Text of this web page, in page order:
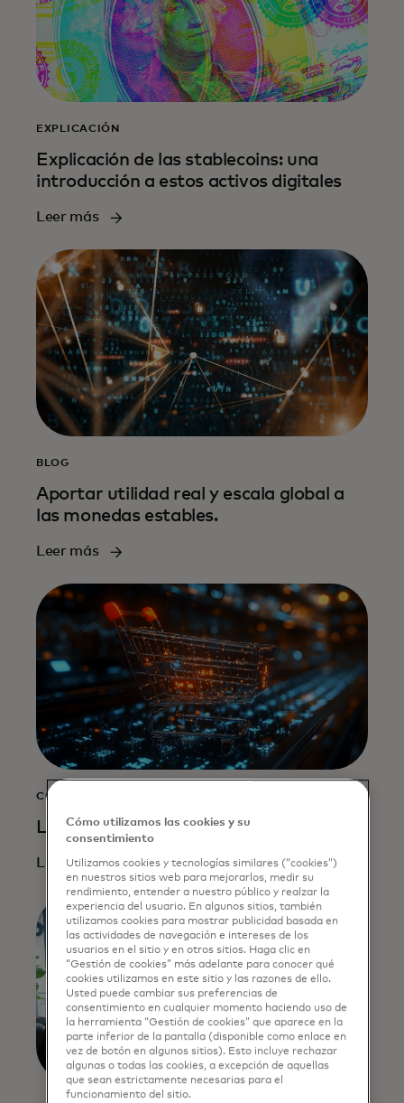
EXPLICACIÓN
Explicación de las stablecoins: una
introducción a estos activos digitales
Leer más
BLOG
Aportar utilidad real y escala global a
las monedas estables.
Leer más
COMUNICADO DE PRENSA
Leer más
Leer más
Cómo utilizamos las cookies y su
consentimiento
Utilizamos cookies y tecnologías similares (“cookies”)
en nuestros sitios web para mejorarlos, medir su
rendimiento, entender a nuestro público y realzar la
experiencia del usuario. En algunos sitios, también
utilizamos cookies para mostrar publicidad basada en
las actividades de navegación e intereses de los
usuarios en el sitio y en otros sitios. Haga clic en
“Gestión de cookies” más adelante para conocer qué
cookies utilizamos en este sitio y las razones de ello.
Usted puede cambiar sus preferencias de
consentimiento en cualquier momento haciendo uso de
la herramienta “Gestión de cookies” que aparece en la
parte inferior de la pantalla (disponible como enlace en
vez de botón en algunos sitios). Esto incluye rechazar
algunas o todas las cookies, a excepción de aquellas
que sean estrictamente necesarias para el
funcionamiento del sitio.